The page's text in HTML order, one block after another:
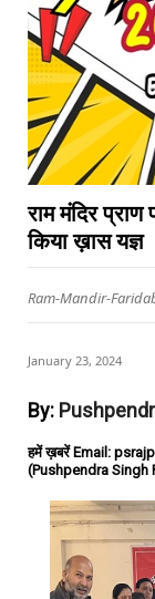
राम मंदिर प्राण
किया ख़ास यज्ञ
Ram-Mandir-
January 23, 2024
By:
हमें ख़बरें Email:
(Pushpendra Singh